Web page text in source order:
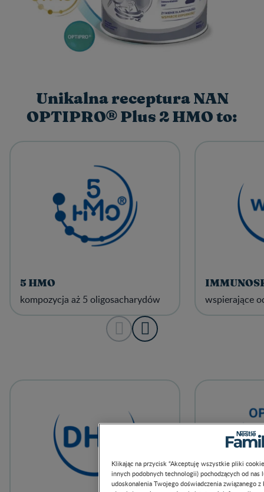
Unikalna receptura NAN
OPTIPRO® Plus 2 HMO to:
5 HMO
kompozycja aż 5 oligosacharydów wspierające
Klikając na przycisk “Akceptuję wszystkie pliki
innych podobnych technologii) pochodzących od
udoskonalenia Twojego doświadczenia związanego